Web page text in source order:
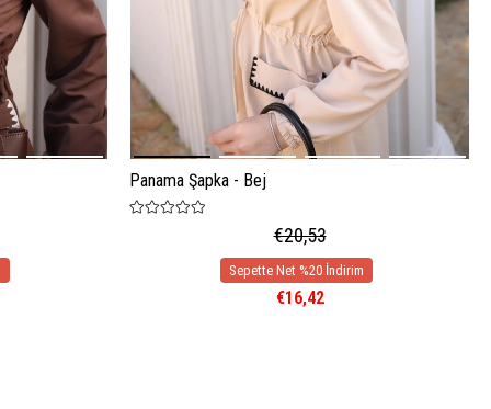
Panama Şapka - Bej
€20,53
€16,42